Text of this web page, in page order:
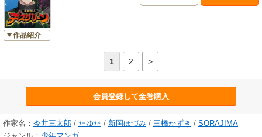
作品紹介
1 2 >
会員登録して全巻購入
作家名： 今井三太郎 / たゆた / 新岡ほづみ / 三橋かずき / SORAJIMA